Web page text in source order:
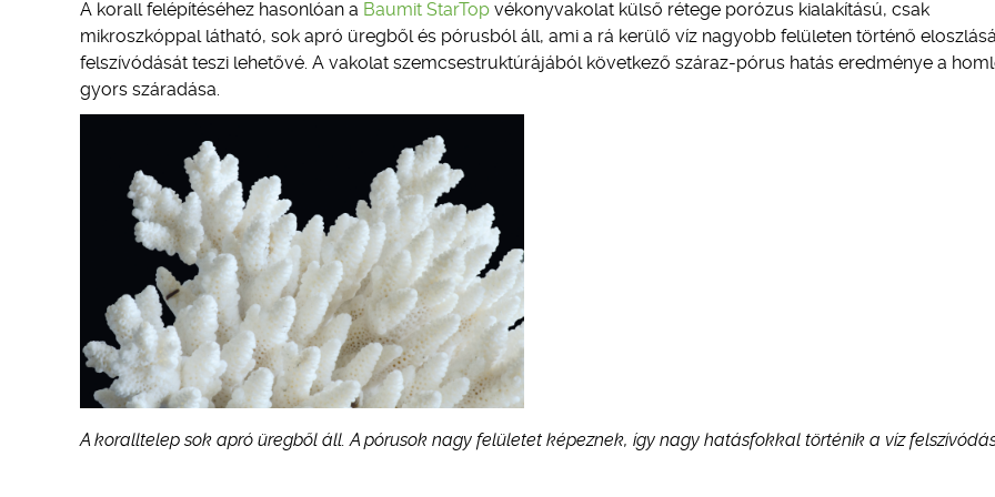
A korall felépítéséhez hasonlóan a Baumit StarTop vékonyvakolat külső rétege porózus kialakítású, csak
mikroszkóppal látható, sok apró üregből és pórusból áll, ami a rá kerülő víz nagyobb felületen történő
felszívódását teszi lehetővé. A vakolat szemcsestruktúrájából következő száraz-pórus hatás eredménye a
gyors száradása.
A koralltelep sok apró üregből áll. A pórusok nagy felületet képeznek, így nagy hatásfokkal történik a víz